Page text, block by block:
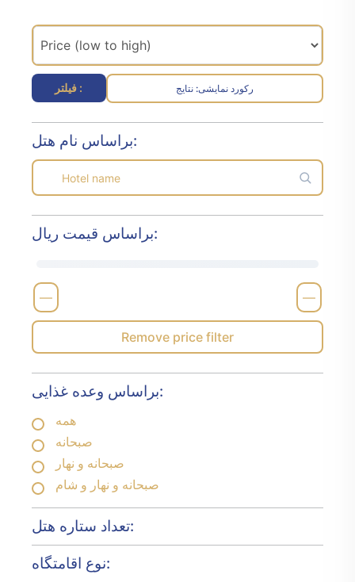
فیلتر : نتایج :رکورد نمایشی
براساس نام هتل:
براساس قیمت ریال:
—
—
Remove price filter
براساس وعده غذایی:
همه
صبحانه
صبحانه و نهار
صبحانه و نهار و شام
تعداد ستاره هتل:
نوع اقامتگاه: